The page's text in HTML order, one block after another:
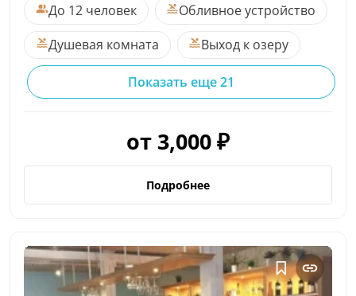
До 12 человек
Обливное устройство
Душевая комната
Выход к озеру
Показать еще 21
от 3,000 ₽
Подробнее